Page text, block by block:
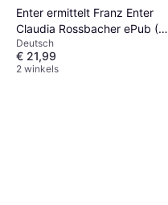
Enter ermittelt Franz Enter
Claudia Rossbacher ePub (E-
Book)
Deutsch
€ 21,99
2 winkels